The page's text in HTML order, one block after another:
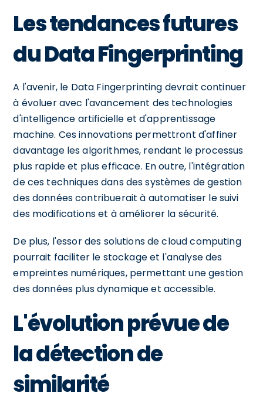
Les tendances futures
du Data Fingerprinting
A l'avenir, le Data Fingerprinting devrait continuer
à évoluer avec l'avancement des technologies
d'intelligence artificielle et d'apprentissage
machine. Ces innovations permettront d'affiner
davantage les algorithmes, rendant le processus
plus rapide et plus efficace. En outre, l'intégration
de ces techniques dans des systèmes de gestion
des données contribuerait à automatiser le suivi
des modifications et à améliorer la sécurité.
De plus, l'essor des solutions de cloud computing
pourrait faciliter le stockage et l'analyse des
empreintes numériques, permettant une gestion
des données plus dynamique et accessible.
L'évolution prévue de
la détection de
similarité